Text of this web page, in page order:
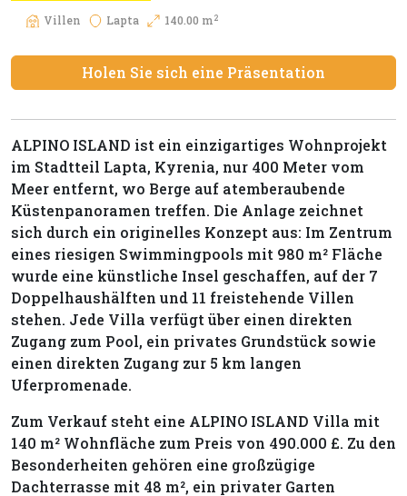
Villen Lapta 140.00 m2
Holen Sie sich eine Präsentation
ALPINO ISLAND ist ein einzigartiges Wohnprojekt
im Stadtteil Lapta, Kyrenia, nur 400 Meter vom
Meer entfernt, wo Berge auf atemberaubende
Küstenpanoramen treffen. Die Anlage zeichnet
sich durch ein originelles Konzept aus: Im Zentrum
eines riesigen Swimmingpools mit 980 m² Fläche
wurde eine künstliche Insel geschaffen, auf der 7
Doppelhaushälften und 11 freistehende Villen
stehen. Jede Villa verfügt über einen direkten
Zugang zum Pool, ein privates Grundstück sowie
einen direkten Zugang zur 5 km langen
Uferpromenade.
Zum Verkauf steht eine ALPINO ISLAND Villa mit
140 m² Wohnfläche zum Preis von 490.000 £. Zu den
Besonderheiten gehören eine großzügige
Dachterrasse mit 48 m², ein privater Garten